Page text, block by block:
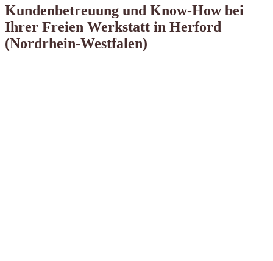
Kundenbetreuung und Know-How bei
Ihrer Freien Werkstatt in Herford
(Nordrhein-Westfalen)